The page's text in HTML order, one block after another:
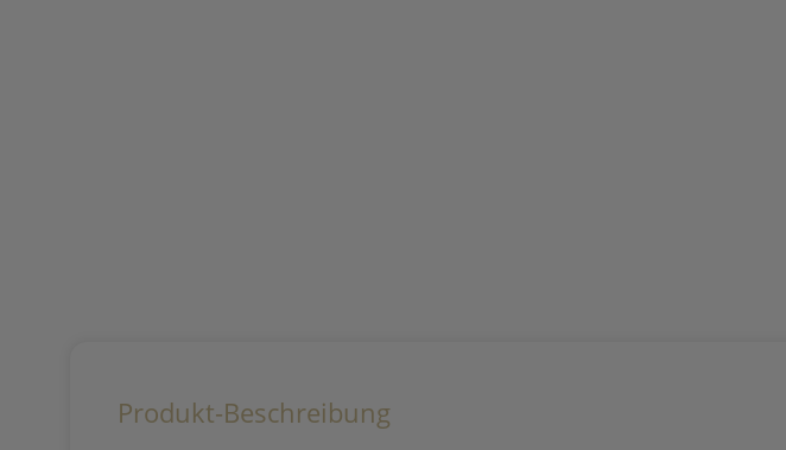
Produkt-Beschreibung